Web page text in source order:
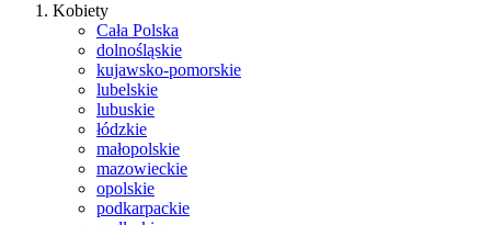
Kobiety
Cała Polska
dolnośląskie
kujawsko-pomorskie
lubelskie
lubuskie
łódzkie
małopolskie
mazowieckie
opolskie
podkarpackie